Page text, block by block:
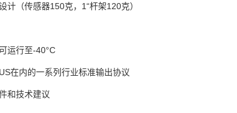
计（传感器150克，1“杆架120克）
运行至-40°C
在内的一系列行业标准输出协议
和技术建议